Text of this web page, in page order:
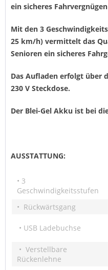
ein sicheres
Mit den 3
25 km/h) vermittelt das
Senioren ein sicheres
Das Aufladen erfolgt über
230 V Steckdose.
Der Blei-Gel Akku ist bei
AUSSTATTUNG:
• 3
Geschwindigkeitsstufen
• Rückwärtsgang
• USB Ladebuchse
• Verstellbare
Rückenlehne